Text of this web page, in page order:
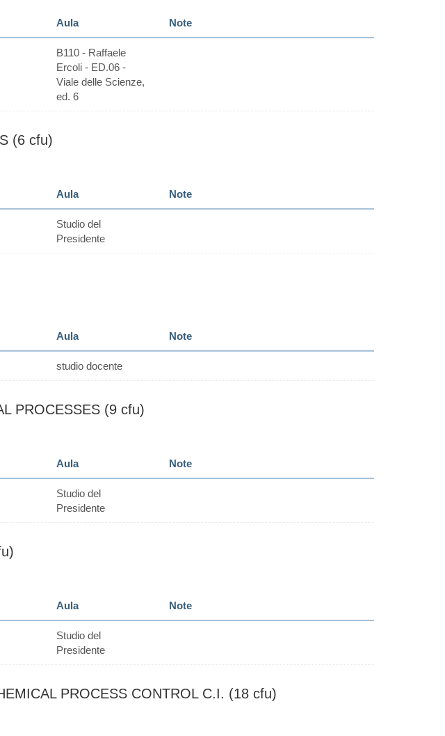
Aula Note
B110 - Raffaele
Ercoli - ED.06 -
Viale delle Scienze,
ed. 6
(6 cfu)
Aula Note
Studio del
Presidente
Aula Note
studio docente
PROCESSES (9 cfu)
Aula Note
Studio del
Presidente
Aula Note
Studio del
Presidente
PROCESS CONTROL C.I. (18 cfu)